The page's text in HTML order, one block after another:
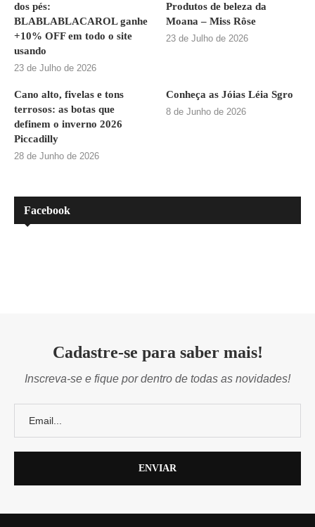
dos pés:
BLABLABLACAROL ganhe
+10% OFF em todo o site
usando
23 de Julho de 2026
Produtos de beleza da
Moana – Miss Rôse
23 de Julho de 2026
Cano alto, fivelas e tons
terrosos: as botas que
definem o inverno 2026
Piccadilly
28 de Junho de 2026
Conheça as Jóias Léia Sgro
8 de Junho de 2026
Facebook
Cadastre-se para saber mais!
Inscreva-se e fique por dentro de todas as novidades!